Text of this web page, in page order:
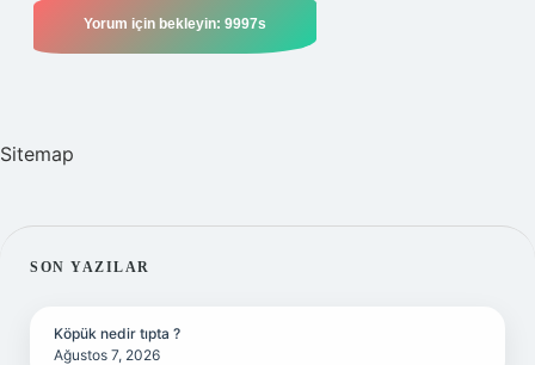
Sitemap
SIDEBAR
SON YAZILAR
Köpük nedir tıpta ?
Ağustos 7, 2026